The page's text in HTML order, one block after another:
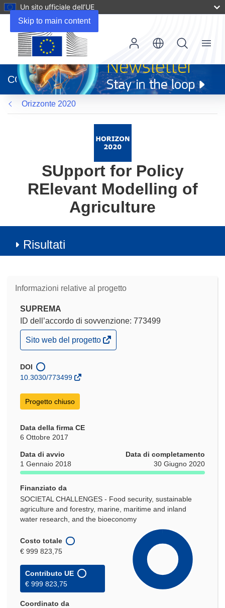
Skip to main content
Un sito ufficiale dell’UE
apre
in
una
nuova
finestra)
CORDIS
Menu
Orizzonte 2020
SUpport for Policy
RElevant Modelling of
Agriculture
Risultati
Informazioni relative al progetto
SUPREMA
ID dell’accordo di sovvenzione: 773499
(si
apre
una
nuova
Sito web del progetto
DOI
10.3030/773499
Progetto chiuso
Data della firma CE
6 Ottobre 2017
Data di avvio
1 Gennaio 2018
Data di completamento
30 Giugno 2020
Finanziato da
SOCIETAL CHALLENGES - Food security, sustainable
agriculture and forestry, marine, maritime and inland
water research, and the bioeconomy
Costo totale
€ 999 823,75
Contributo UE
€ 999 823,75
Coordinato da